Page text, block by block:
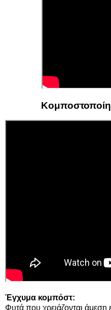
Έγχυμα κομπόστ:
Φυτά που χρειάζονται